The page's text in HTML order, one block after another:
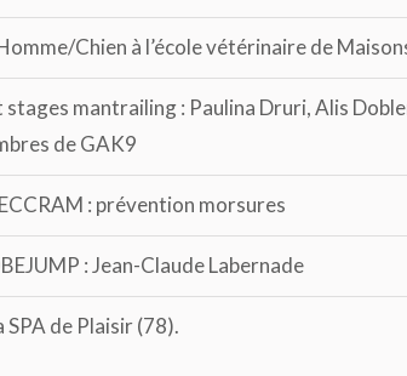
Chien à l’école vétérinaire de
mantrailing : Paulina Druri, Alis
de GAK9
: prévention morsures
: Jean-Claude Labernade
SPA de Plaisir (78).